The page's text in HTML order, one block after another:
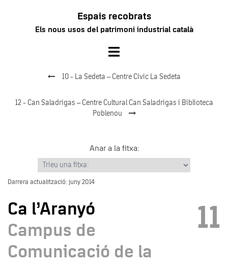
Espais recobrats
Els nous usos del patrimoni industrial català
Toggle
10 - La Sedeta – Centre Cívic La Sedeta
12 - Can Saladrigas – Centre Cultural Can Saladrigas i Biblioteca
Poblenou
Anar a la fitxa:
Darrera actualització: juny 2014
11
Ca l’Aranyó
Campus de
Comunicació de la